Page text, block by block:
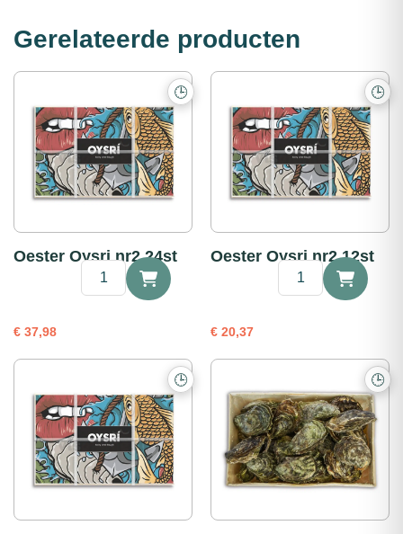
Gerelateerde producten
🕒
Oester Oysri nr2 24st
€ 37,98
Oysri
🕒
Oester Oysri nr2 12st
€ 20,37
Oysri
🕒 🕒